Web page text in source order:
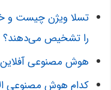
تسلا ویژن چیست و
را تشخیص می‌دهند؟
هوش مصنوعی
کدام هوش مصنوعی